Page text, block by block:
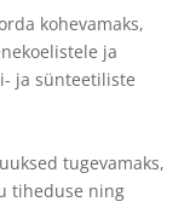
kohevamaks,
ja
ja sünteetiliste
tugevamaks,
tiheduse ning